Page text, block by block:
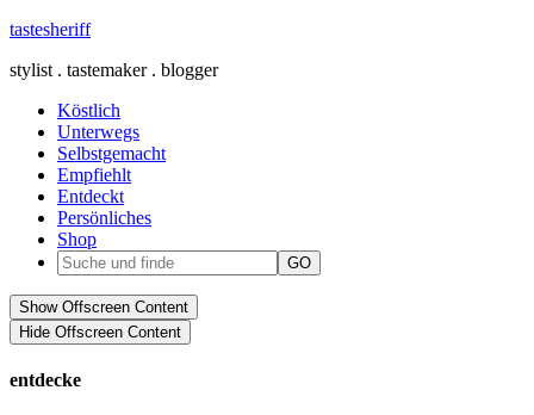
tastesheriff
stylist . tastemaker . blogger
Köstlich
Unterwegs
Selbstgemacht
Empfiehlt
Entdeckt
Persönliches
Shop
Show Offscreen Content
Hide Offscreen Content
entdecke